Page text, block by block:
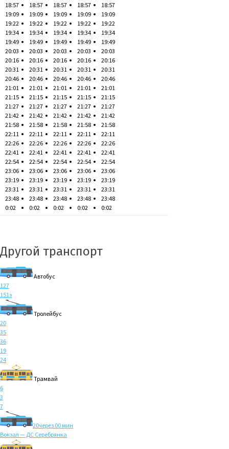
18:57
19:09
19:22
19:34
19:49
20:03
20:16
20:31
20:46
21:01
21:15
21:27
21:42
21:58
22:11
22:26
22:41
22:54
23:06
23:19
23:31
23:48
0:02
18:57
19:09
19:22
19:34
19:49
20:03
20:16
20:31
20:46
21:01
21:15
21:27
21:42
21:58
22:11
22:26
22:41
22:54
23:06
23:19
23:31
23:48
0:02
18:57
19:09
19:22
19:34
19:49
20:03
20:16
20:31
20:46
21:01
21:15
21:27
21:42
21:58
22:11
22:26
22:41
22:54
23:06
23:19
23:31
23:48
0:02
18:57
19:09
19:22
19:34
19:49
20:03
20:16
20:31
20:46
21:01
21:15
21:27
21:42
21:58
22:11
22:26
22:41
22:54
23:06
23:19
23:31
23:48
0:02
18:57
19:09
19:22
19:34
19:49
20:03
20:16
20:31
20:46
21:01
21:15
21:27
21:42
21:58
22:11
22:26
22:41
22:54
23:06
23:19
23:31
23:48
0:02
Другой транспорт
Автобус
127
151э
Тролейбус
20
35
36
19
24
Трамвай
6
3
7
20через 00 мин
Вокзал — ДС Серебрянка